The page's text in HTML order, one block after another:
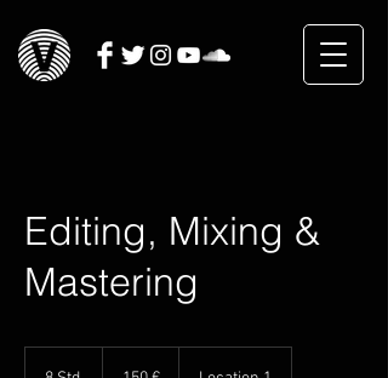
Editing, Mixing &
Mastering